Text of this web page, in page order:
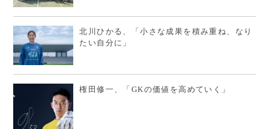
北川ひかる、「小さな成果を積み重ね、なり
たい自分に」
権田修一、「GKの価値を高めていく」